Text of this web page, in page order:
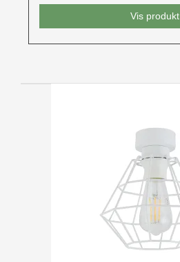
Vis produkt